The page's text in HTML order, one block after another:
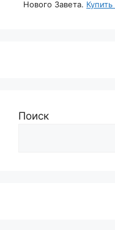
Нового Завета.
Поиск